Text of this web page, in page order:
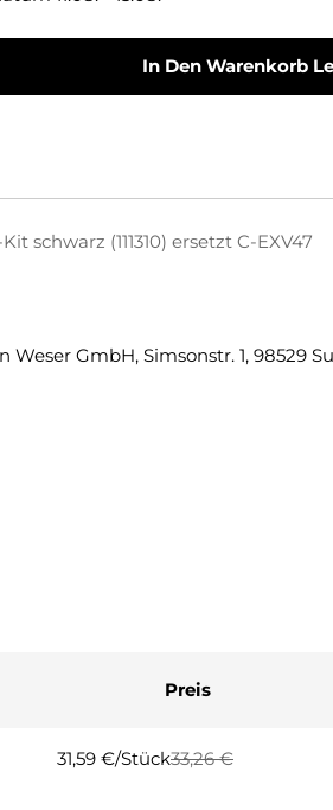
Toner Toner-Kit
My Green Toner Toner-
In Den Warenkorb
schwarz (111310) ersetzt C-EXV47
Weser GmbH, Simsonstr. 1, 98529
Preis
31,59 €/Stück
Regulärer
33,26 €
Verkaufspreis